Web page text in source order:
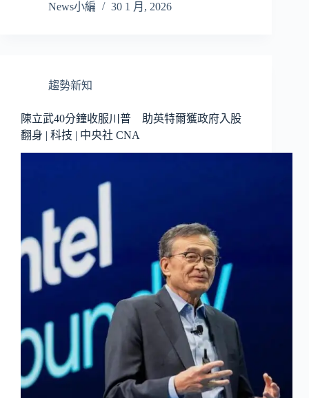
News小編
30 1 月, 2026
趨勢新知
陳立武40分鐘收服川普 助英特爾獲政府入股
翻身 | 科技 | 中央社 CNA